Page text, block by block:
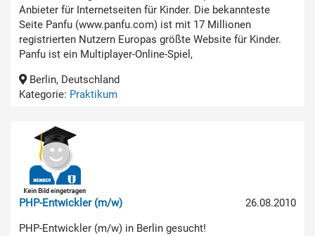
Anbieter für Internetseiten für Kinder. Die bekannteste
Seite Panfu (www.panfu.com) ist mit 17 Millionen
registrierten Nutzern Europas größte Website für Kinder.
Panfu ist ein Multiplayer-Online-Spiel,
Berlin, Deutschland
Kategorie: Praktikum
26.08.2010
PHP-Entwickler (m/w)
PHP-Entwickler (m/w) in Berlin gesucht!